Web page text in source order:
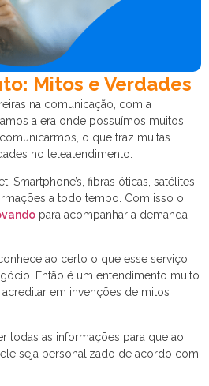
Mitos e Verdades
na comunicação, com a
a era onde possuímos muitos
o que traz muitas
no teleatendimento.
Smartphone’s, fibras óticas, satélites
a todo tempo. Com isso o
para acompanhar a demanda
ao certo o que esse serviço
Então é um entendimento muito
em invenções de mitos
todas as informações para que ao
seja personalizado de acordo com